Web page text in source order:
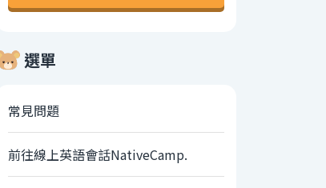
選單
常見問題
前往線上英語會話NativeCamp.